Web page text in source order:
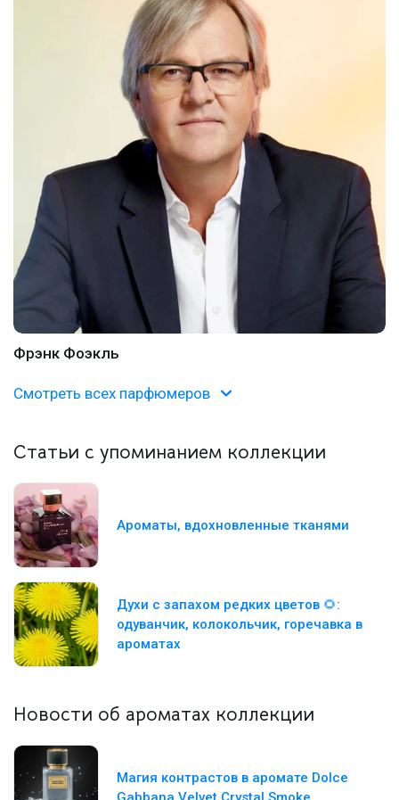
Фрэнк Фоэкль
Смотреть всех парфюмеров
Статьи с упоминанием коллекции
Ароматы, вдохновленные тканями
Духи с запахом редких цветов 🌻:
одуванчик, колокольчик, горечавка в
ароматах
Новости об ароматах коллекции
Магия контрастов в аромате Dolce